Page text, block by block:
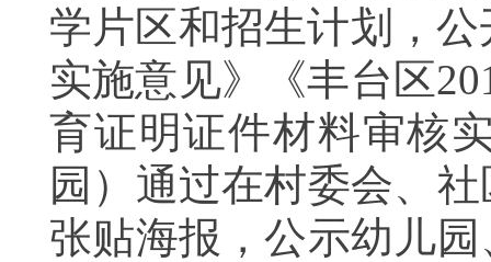
学片区和招生计划，
实施意见》《丰台区
育证明证件材料审核
园）通过在村委会、
张贴海报，公示幼儿